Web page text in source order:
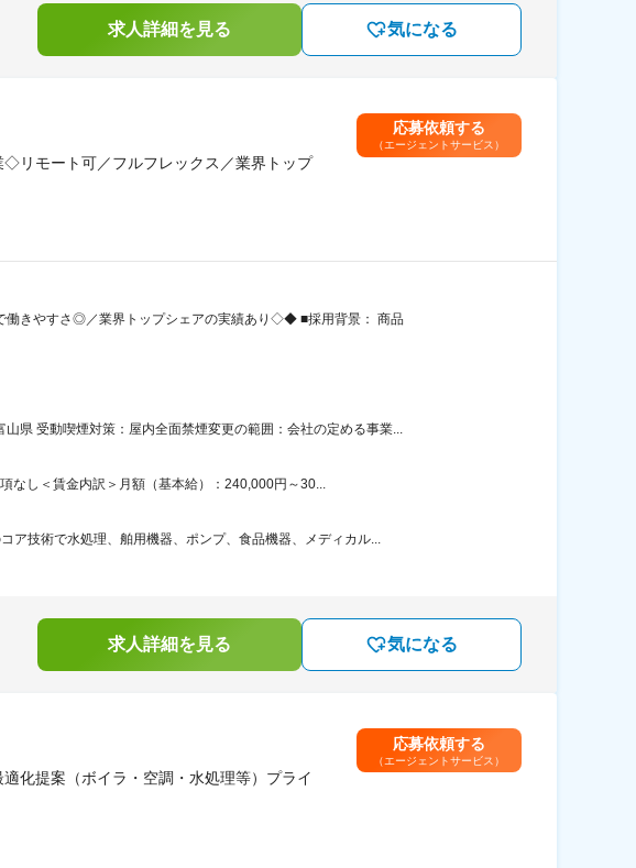
求人詳細を見る 気になる
◇リモート可／フルフレックス／業界トップ
応募依頼する
（エージェントサービス）
きやすさ◎／業界トップシェアの実績あり◇◆ ■採用背景： 商品
県 受動喫煙対策：屋内全面禁煙変更の範囲：会社の定める事業...
なし＜賃金内訳＞月額（基本給）：240,000円～30...
ア技術で水処理、舶用機器、ポンプ、食品機器、メディカル...
求人詳細を見る 気になる
化提案（ボイラ・空調・水処理等）プライ
応募依頼する
（エージェントサービス）